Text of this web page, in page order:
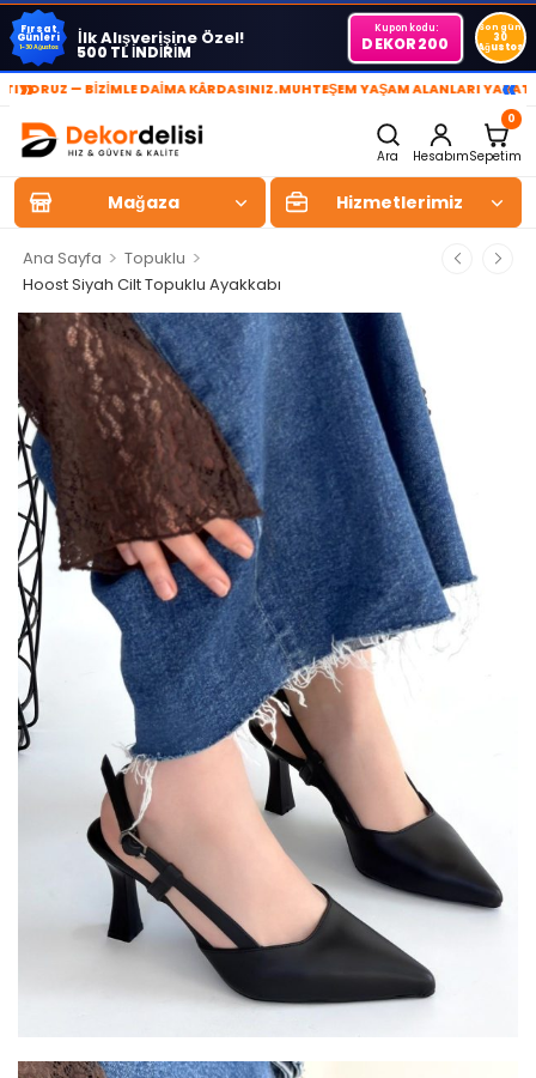
Fırsat
Günleri
1-30 Ağustos İlk Alışverişine Özel!
500 TL İNDİRİM
Kupon kodu:
DEKOR200
Son gün
30
Ağustos
» — BİZİMLE DAİMA KÂRDASINIZ.MUHTEŞEM YAŞAM ALANLARI «
Ara Hesabım
0
Sepetim
Mağaza Hizmetlerimiz
Ana Sayfa > Topuklu >
Hoost Siyah Cilt Topuklu Ayakkabı